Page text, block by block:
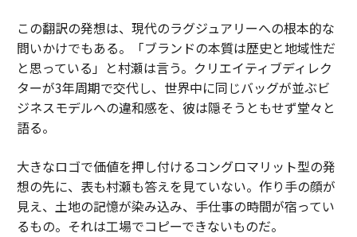
この翻訳の発想は、現代のラグジュアリーへの根本的な
問いかけでもある。「ブランドの本質は歴史と地域性だ
と思っている」と村瀬は言う。クリエイティブディレク
ターが3年周期で交代し、世界中に同じバッグが並ぶビ
ジネスモデルへの違和感を、彼は隠そうともせず堂々と
語る。
大きなロゴで価値を押し付けるコングロマリット型の発
想の先に、表も村瀬も答えを見ていない。作り手の顔が
見え、土地の記憶が染み込み、手仕事の時間が宿ってい
るもの。それは工場でコピーできないものだ。